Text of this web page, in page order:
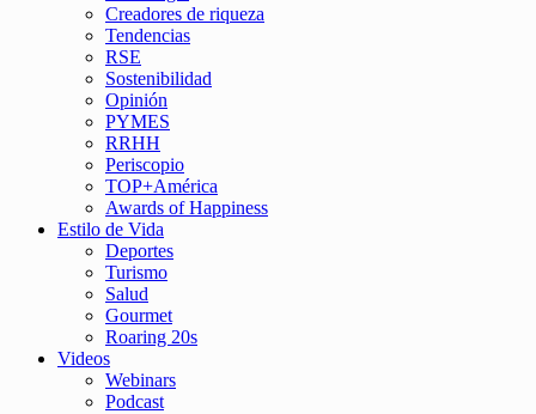
Creadores de riqueza
Tendencias
RSE
Sostenibilidad
Opinión
PYMES
RRHH
Periscopio
TOP+América
Awards of Happiness
Estilo de Vida
Deportes
Turismo
Salud
Gourmet
Roaring 20s
Videos
Webinars
Podcast